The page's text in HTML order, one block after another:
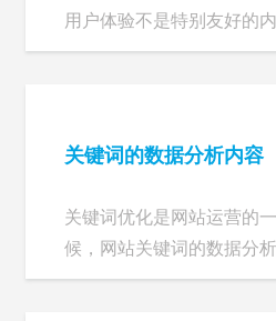
用户体验不是特别友好的
关键词的数据分析内容
关键词优化是网站运营的
候，网站关键词的数据分